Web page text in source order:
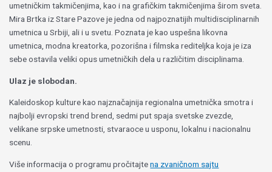
umetničkim takmičenjima, kao i na grafičkim takmičenjima širom sveta.
Mira Brtka iz Stare Pazove je jedna od najpoznatijih multidisciplinarnih
umetnica u Srbiji, ali i u svetu. Poznata je kao uspešna likovna
umetnica, modna kreatorka, pozorišna i filmska rediteljka koja je iza
sebe ostavila veliki opus umetničkih dela u različitim disciplinama.
Ulaz je slobodan.
Kaleidoskop kulture kao najznačajnija regionalna umetnička smotra i
najbolji evropski trend brend, sedmi put spaja svetske zvezde,
velikane srpske umetnosti, stvaraoce u usponu, lokalnu i nacionalnu
scenu.
Više informacija o programu pročitajtena zvaničnom sajtu